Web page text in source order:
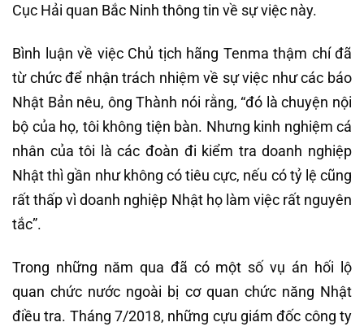
Cục Hải quan Bắc Ninh thông tin về sự việc này.
Bình luận về việc Chủ tịch hãng Tenma thậm chí đã
từ chức để nhận trách nhiệm về sự việc như các báo
Nhật Bản nêu, ông Thành nói rằng, “đó là chuyện nội
bộ của họ, tôi không tiện bàn. Nhưng kinh nghiệm cá
nhân của tôi là các đoàn đi kiểm tra doanh nghiệp
Nhật thì gần như không có tiêu cực, nếu có tỷ lệ cũng
rất thấp vì doanh nghiệp Nhật họ làm việc rất nguyên
tắc”.
Trong những năm qua đã có một số vụ án hối lộ
quan chức nước ngoài bị cơ quan chức năng Nhật
điều tra. Tháng 7/2018, những cựu giám đốc công ty